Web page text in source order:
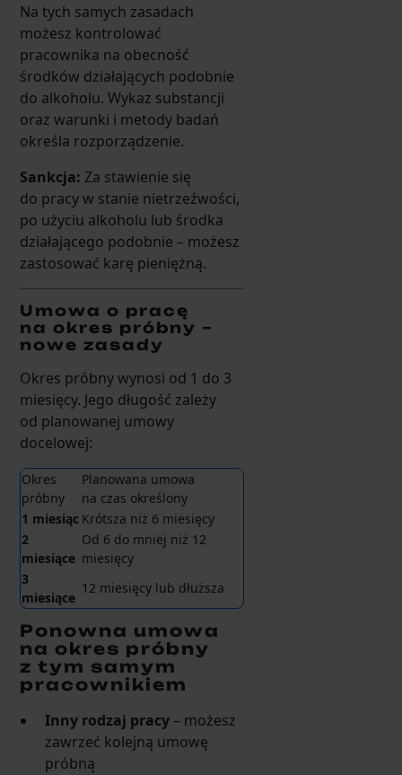
Na tych samych zasadach
możesz kontrolować
pracownika na obecność
środków działających podobnie
do alkoholu. Wykaz substancji
oraz warunki i metody badań
określa rozporządzenie.
Sankcja: Za stawienie się
do pracy w stanie nietrzeźwości,
po użyciu alkoholu lub środka
działającego podobnie – możesz
zastosować karę pieniężną.
Umowa o pracę
na okres próbny –
nowe zasady
Okres próbny wynosi od 1 do 3
miesięcy. Jego długość zależy
od planowanej umowy
docelowej:
Okres
próbny
Planowana umowa
na czas określony
1 miesiąc Krótsza niż 6 miesięcy
2
miesiące
Od 6 do mniej niż 12
miesięcy
3
miesiące
12 miesięcy lub dłuższa
Ponowna umowa
na okres próbny
z tym samym
pracownikiem
Inny rodzaj pracy – możesz
zawrzeć kolejną umowę
próbną